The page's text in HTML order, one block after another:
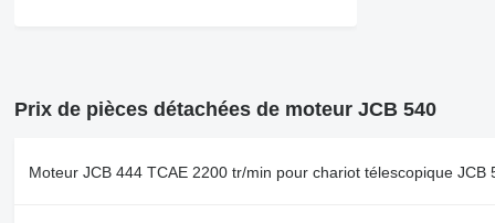
Prix de pièces détachées de moteur JCB 540
Moteur JCB 444 TCAE 2200 tr/min pour chariot télescopique JCB